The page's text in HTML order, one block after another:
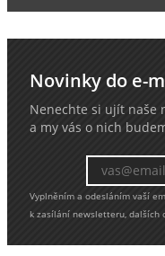
Novinky do e-
Nenechte si ujít naše
a my vás o nich
Vyplněním a odesláním vaší
k zasílání newsletteru, dalších